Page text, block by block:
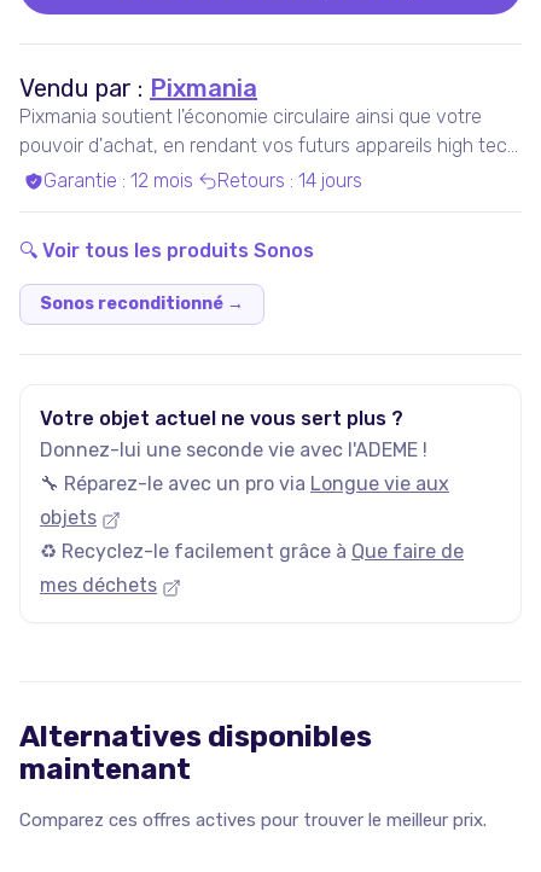
Vendu par : Pixmania
Pixmania soutient l'économie circulaire ainsi que votre
pouvoir d'achat, en rendant vos futurs appareils high tech
plus accessibles que jamais, tout en maximisant leur
Garantie : 12 mois Retours : 14 jours
🔍 Voir tous les produits Sonos
Sonos reconditionné →
Votre objet actuel ne vous sert plus ?
Donnez-lui une seconde vie avec l'ADEME !
🔧 Réparez-le avec un pro via Longue vie aux
objets
♻️ Recyclez-le facilement grâce à Que faire de
mes déchets
Alternatives disponibles
maintenant
Comparez ces offres actives pour trouver le meilleur prix.